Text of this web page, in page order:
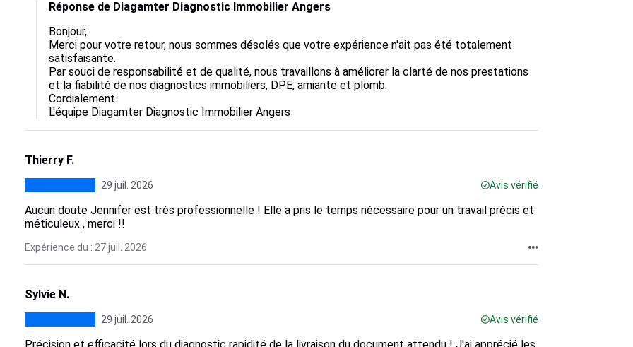
Réponse de Diagamter Diagnostic Immobilier Angers
Bonjour,
Merci pour votre retour, nous sommes désolés que votre expérience n'ait pas été totalement
satisfaisante.
Par souci de responsabilité et de qualité, nous travaillons à améliorer la clarté de nos prestations
et la fiabilité de nos diagnostics immobiliers, DPE, amiante et plomb.
Cordialement.
L'équipe Diagamter Diagnostic Immobilier Angers
Thierry F.
29 juil. 2026 Avis vérifié
Aucun doute Jennifer est très professionnelle ! Elle a pris le temps nécessaire pour un travail précis et
méticuleux , merci !!
Expérience du : 27 juil. 2026
Sylvie N.
29 juil. 2026 Avis vérifié